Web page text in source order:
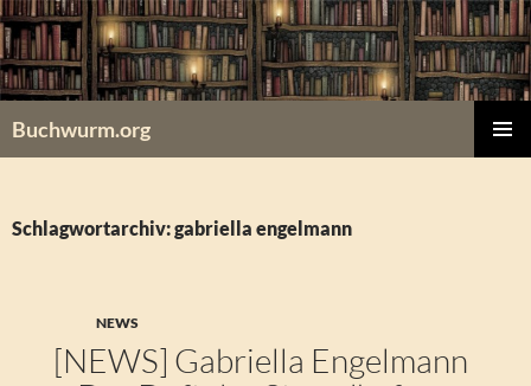
Zum
Inhalt
springen
Buchwurm.org
Schlagwortarchiv: gabriella engelmann
NEWS
[NEWS] Gabriella Engelmann